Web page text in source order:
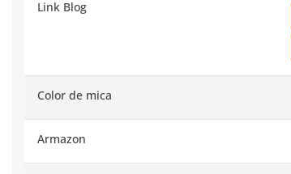
Link Blog
Color de mica
Armazon